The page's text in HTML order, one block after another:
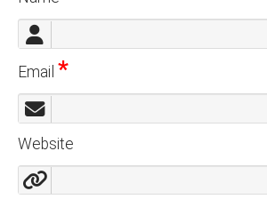
Email *
Website